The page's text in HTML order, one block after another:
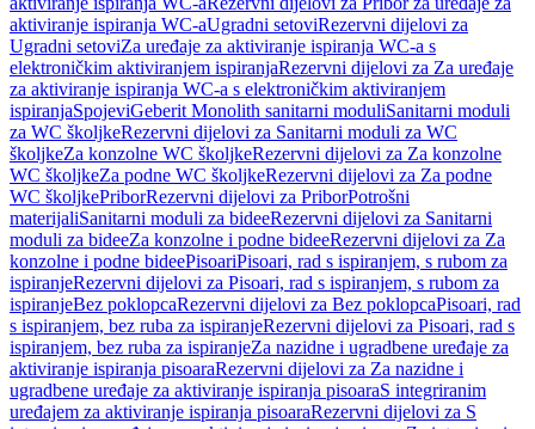
aktiviranje ispiranja WC-aUgradni setoviRezervni dijelovi za
Ugradni setoviZa uređaje za aktiviranje ispiranja WC-a s
elektroničkim aktiviranjem ispiranjaRezervni dijelovi za Za uređaje
za aktiviranje ispiranja WC-a s elektroničkim aktiviranjem
ispiranjaSpojeviGeberit Monolith sanitarni moduliSanitarni moduli
za WC školjkeRezervni dijelovi za Sanitarni moduli za WC
školjkeZa konzolne WC školjkeRezervni dijelovi za Za konzolne
WC školjkeZa podne WC školjkeRezervni dijelovi za Za podne
WC školjkePriborRezervni dijelovi za PriborPotrošni
materijaliSanitarni moduli za bideeRezervni dijelovi za Sanitarni
moduli za bideeZa konzolne i podne bideeRezervni dijelovi za Za
konzolne i podne bideePisoariPisoari, rad s ispiranjem, s rubom za
ispiranjeRezervni dijelovi za Pisoari, rad s ispiranjem, s rubom za
ispiranjeBez poklopcaRezervni dijelovi za Bez poklopcaPisoari, rad
s ispiranjem, bez ruba za ispiranjeRezervni dijelovi za Pisoari, rad s
ispiranjem, bez ruba za ispiranjeZa nazidne i ugradbene uređaje za
aktiviranje ispiranja pisoaraRezervni dijelovi za Za nazidne i
ugradbene uređaje za aktiviranje ispiranja pisoaraS integriranim
uređajem za aktiviranje ispiranja pisoaraRezervni dijelovi za S